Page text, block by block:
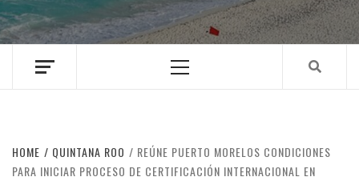
Menu
HOME QUINTANA ROO
REÚNE PUERTO MORELOS CONDICIONES
PARA INICIAR PROCESO DE CERTIFICACIÓN INTERNACIONAL EN